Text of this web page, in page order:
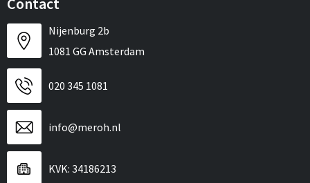
Nijenburg 2b
1081 GG Amsterdam
020 345 1081
info@meroh.nl
KVK: 34186213